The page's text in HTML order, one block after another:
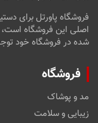
فروشگاه پاورتل برای
اصلی این فروشگاه است،
شده در فروشگاه خود
فروشگاه
مد و پوشاک
زیبایی و سلامت